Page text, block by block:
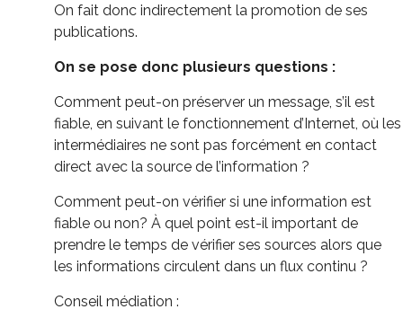
On fait donc indirectement la promotion de ses
publications.
On se pose donc plusieurs questions :
Comment peut-on préserver un message, s’il est
fiable, en suivant le fonctionnement d’Internet, où les
intermédiaires ne sont pas forcément en contact
direct avec la source de l’information ?
Comment peut-on vérifier si une information est
fiable ou non? À quel point est-il important de
prendre le temps de vérifier ses sources alors que
les informations circulent dans un flux continu ?
Conseil médiation :